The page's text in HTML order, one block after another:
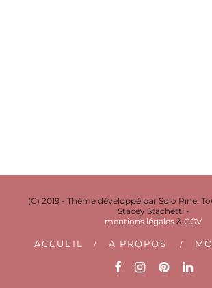
(C) 2019 - Thème développé par Solo Pine.
Stacey Stachetti -
mentions légales & CGV
ACCUEIL A PROPOS